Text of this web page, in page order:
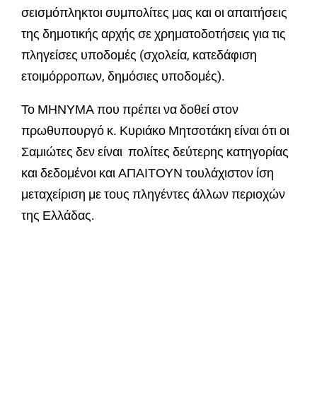
σεισμόπληκτοι συμπολίτες μας και οι απαιτήσεις
της δημοτικής αρχής σε χρηματοδοτήσεις για τις
πληγείσες υποδομές (σχολεία, κατεδάφιση
ετοιμόρροπων, δημόσιες υποδομές).
Το ΜΗΝΥΜΑ που πρέπει να δοθεί στον
πρωθυπουργό κ. Κυριάκο Μητσοτάκη είναι ότι οι
Σαμιώτες δεν είναι πολίτες δεύτερης κατηγορίας
και δεδομένοι και ΑΠΑΙΤΟΥΝ τουλάχιστον ίση
μεταχείριση με τους πληγέντες άλλων περιοχών
της Ελλάδας.